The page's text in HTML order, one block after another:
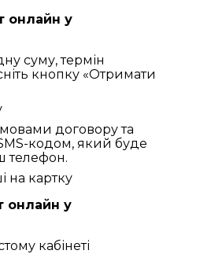
онлайн у
суму, термін
кнопку «Отримати
договору та
кодом, який буде
телефон.
на картку
онлайн у
кабінеті